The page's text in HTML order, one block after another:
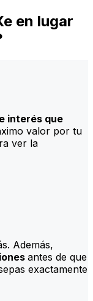
en lugar
interés que
valor por tu
ver la
Además,
antes de que
exactamente